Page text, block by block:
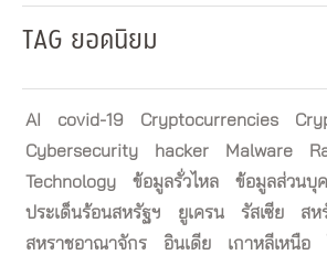
TAG ยอดนิยม
AI covid-19 Cryptocurrencies
Cybersecurity
hacker Malware
Technology
ข้อมูลรั่วไหล ข้อมูลส่วนบุ
ประเด็นร้อนสหรัฐฯ
ยูเครน รัสเซีย
สห
สหราชอาณาจักร
อินเดีย เกาหลีเหนือ